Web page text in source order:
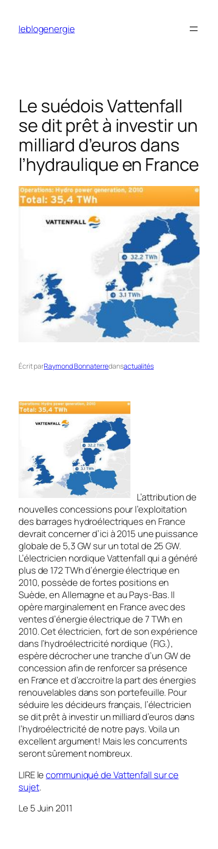
contenu
leblogenergie
Le suédois Vattenfall
se dit prêt à investir un
milliard d’euros dans
l’hydraulique en France
Écrit parRaymond Bonnaterredansactualités
L’attribution de
nouvelles concessions pour l’exploitation
des barrages hydroélectriques en France
devrait concerner d’ici à 2015 une puissance
globale de 5,3 GW sur un total de 25 GW.
L’électricien nordique Vattenfall qui a généré
plus de 172 TWh d’énergie électrique en
2010, possède de fortes positions en
Suède, en Allemagne et au Pays-Bas. Il
opère marginalement en France avec des
ventes d’énergie électrique de 7 TWh en
2010. Cet électricien, fort de son expérience
dans l’hydroélectricité nordique (FIG.),
espère décrocher une tranche d’un GW de
concession afin de renforcer sa présence
en France et d’accroitre la part des énergies
renouvelables dans son portefeuille. Pour
séduire les décideurs français, l’électricien
se dit prêt à investir un milliard d’euros dans
l’hydroélectricité de notre pays. Voila un
excellent argument! Mais les concurrents
seront sûrement nombreux.
LIRE lecommuniqué de Vattenfall sur ce
sujet.
Le 5 Juin 2011